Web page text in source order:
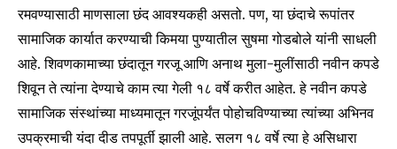
रमवण्यासाठी माणसाला छंद आवश्यकही असतो. पण, या छंदाचे रूपांतर
सामाजिक कार्यात करण्याची किमया पुण्यातील सुषमा गोडबोले यांनी साधली
आहे. शिवणकामाच्या छंदातून गरजू आणि अनाथ मुला-मुलींसाठी नवीन कपडे
शिवून ते त्यांना देण्याचे काम त्या गेली १८ वर्षे करीत आहेत. हे नवीन कपडे
सामाजिक संस्थांच्या माध्यमातून गरजूंपर्यंत पोहोचविण्याच्या त्यांच्या अभिनव
उपक्रमाची यंदा दीड तपपूर्ती झाली आहे. सलग १८ वर्षे त्या हे असिधारा